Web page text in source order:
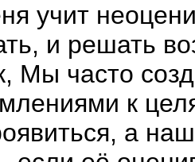
учит
и решать
Мы часто
к
а